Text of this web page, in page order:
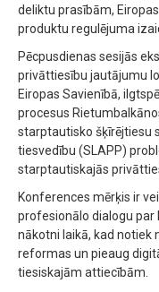
deliktu prasībām,
produktu regulējuma
Pēcpusdienas sesijās
privāttiesību jautājumu
Eiropas Savienībā,
procesus
starptautisko šķīrējtiesu
tiesvedību (SLAPP)
starptautiskajās
Konferences mērķis ir
profesionālo dialogu
nākotni laikā, kad notiek
reformas un pieaug
tiesiskajām attiecībām.